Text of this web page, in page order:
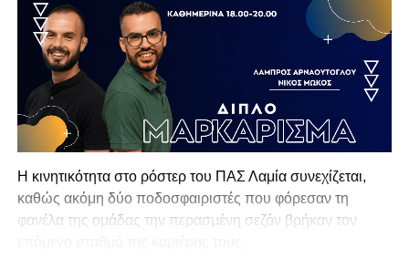
Η κινητικότητα στο ρόστερ του ΠΑΣ Λαμία συνεχίζεται,
καθώς ακόμη δύο ποδοσφαιριστές που φόρεσαν τη
φανέλα της ομάδας την περασμένη σεζόν βρήκαν τον